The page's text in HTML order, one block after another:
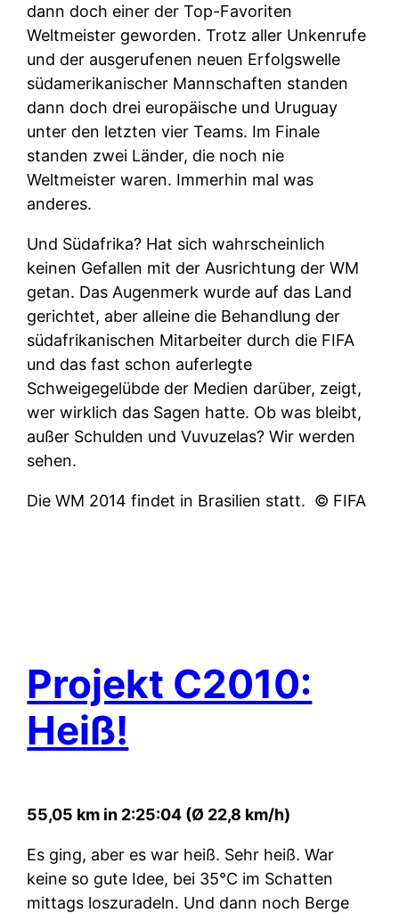
dann doch einer der Top-Favoriten
Weltmeister geworden. Trotz aller Unkenrufe
und der ausgerufenen neuen Erfolgswelle
südamerikanischer Mannschaften standen
dann doch drei europäische und Uruguay
unter den letzten vier Teams. Im Finale
standen zwei Länder, die noch nie
Weltmeister waren. Immerhin mal was
anderes.
Und Südafrika? Hat sich wahrscheinlich
keinen Gefallen mit der Ausrichtung der WM
getan. Das Augenmerk wurde auf das Land
gerichtet, aber alleine die Behandlung der
südafrikanischen Mitarbeiter durch die FIFA
und das fast schon auferlegte
Schweigegelübde der Medien darüber, zeigt,
wer wirklich das Sagen hatte. Ob was bleibt,
außer Schulden und Vuvuzelas? Wir werden
sehen.
Die WM 2014 findet in Brasilien statt. © FIFA
Projekt C2010:
Heiß!
55,05 km in 2:25:04 (Ø 22,8 km/h)
Es ging, aber es war heiß. Sehr heiß. War
keine so gute Idee, bei 35°C im Schatten
mittags loszuradeln. Und dann noch Berge